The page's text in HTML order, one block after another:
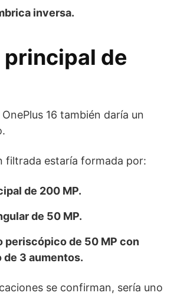
inversa.
principal de
16 también daría un
filtrada estaría formada por:
de 200 MP.
de 50 MP.
periscópico de 50 MP con
de 3 aumentos.
se confirman, sería uno